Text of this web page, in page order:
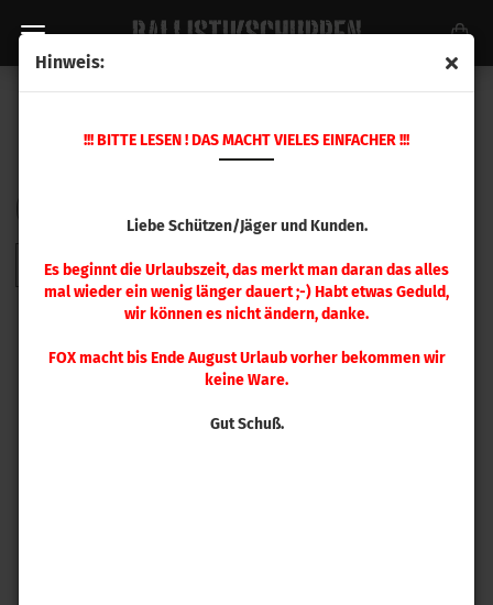
Hinweis:
!!! BITTE LESEN ! DAS MACHT VIELES EINFACHER !!!
Liebe Schützen/Jäger und Kunden.
Es beginnt die Urlaubszeit, das merkt man daran das alles
mal wieder ein wenig länger dauert ;-) Habt etwas Geduld,
wir können es nicht ändern, danke.
FOX macht bis Ende August Urlaub vorher bekommen wir
keine Ware.
Gut Schuß.